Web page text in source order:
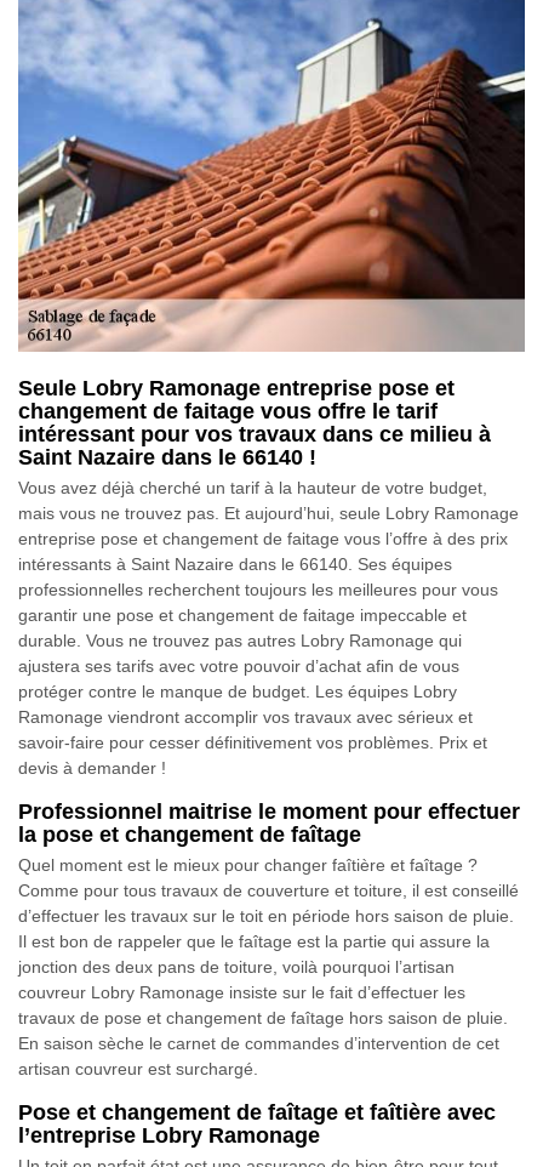
Seule Lobry Ramonage entreprise pose et
changement de faitage vous offre le tarif
intéressant pour vos travaux dans ce milieu à
Saint Nazaire dans le 66140 !
Vous avez déjà cherché un tarif à la hauteur de votre budget,
mais vous ne trouvez pas. Et aujourd’hui, seule Lobry Ramonage
entreprise pose et changement de faitage vous l’offre à des prix
intéressants à Saint Nazaire dans le 66140. Ses équipes
professionnelles recherchent toujours les meilleures pour vous
garantir une pose et changement de faitage impeccable et
durable. Vous ne trouvez pas autres Lobry Ramonage qui
ajustera ses tarifs avec votre pouvoir d’achat afin de vous
protéger contre le manque de budget. Les équipes Lobry
Ramonage viendront accomplir vos travaux avec sérieux et
savoir-faire pour cesser définitivement vos problèmes. Prix et
devis à demander !
Professionnel maitrise le moment pour effectuer
la pose et changement de faîtage
Quel moment est le mieux pour changer faîtière et faîtage ?
Comme pour tous travaux de couverture et toiture, il est conseillé
d’effectuer les travaux sur le toit en période hors saison de pluie.
Il est bon de rappeler que le faîtage est la partie qui assure la
jonction des deux pans de toiture, voilà pourquoi l’artisan
couvreur Lobry Ramonage insiste sur le fait d’effectuer les
travaux de pose et changement de faîtage hors saison de pluie.
En saison sèche le carnet de commandes d’intervention de cet
artisan couvreur est surchargé.
Pose et changement de faîtage et faîtière avec
l’entreprise Lobry Ramonage